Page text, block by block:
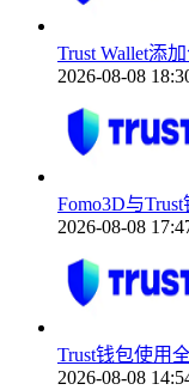
Trust Wallet添
2026-08-08
Fomo3D与
2026-08-08
Trust钱包使用
2026-08-08